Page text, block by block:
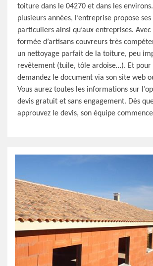
toiture dans le 04270 et dans les
plusieurs années, l’entreprise propose
particuliers ainsi qu’aux entreprises. Avec
formée d’artisans couvreurs très
un nettoyage parfait de la toiture, peu
revêtement (tuile, tôle ardoise…). Et pour
demandez le document via son site web
Vous aurez toutes les informations sur
devis gratuit et sans engagement. Dès
approuvez le devis, son équipe